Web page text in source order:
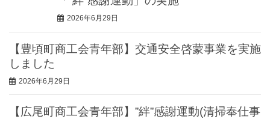
2026年6月29日
【豊頃町商工会青年部】交通安全啓蒙事業を実施
しました
2026年6月29日
【広尾町商工会青年部】”絆”感謝運動(清掃奉仕事